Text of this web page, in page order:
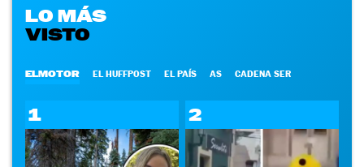
LO MÁS
VISTO
ELMOTOR EL HUFFPOST EL PAÍS AS CADENA SER
1 2